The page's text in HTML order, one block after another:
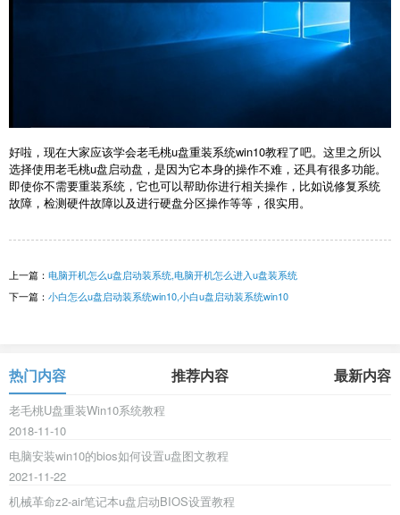
好啦，现在大家应该学会老毛桃u盘重装系统win10教程了吧。这里之所以
选择使用老毛桃u盘启动盘，是因为它本身的操作不难，还具有很多功能。
即使你不需要重装系统，它也可以帮助你进行相关操作，比如说修复系统
故障，检测硬件故障以及进行硬盘分区操作等等，很实用。
上一篇： 电脑开机怎么u盘启动装系统,电脑开机怎么进入u盘装系统
下一篇： 小白怎么u盘启动装系统win10,小白u盘启动装系统win10
热门内容 推荐内容 最新内容
老毛桃U盘重装Win10系统教程
2018-11-10
电脑安装win10的bios如何设置u盘图文教程
2021-11-22
机械革命z2-air笔记本u盘启动BIOS设置教程